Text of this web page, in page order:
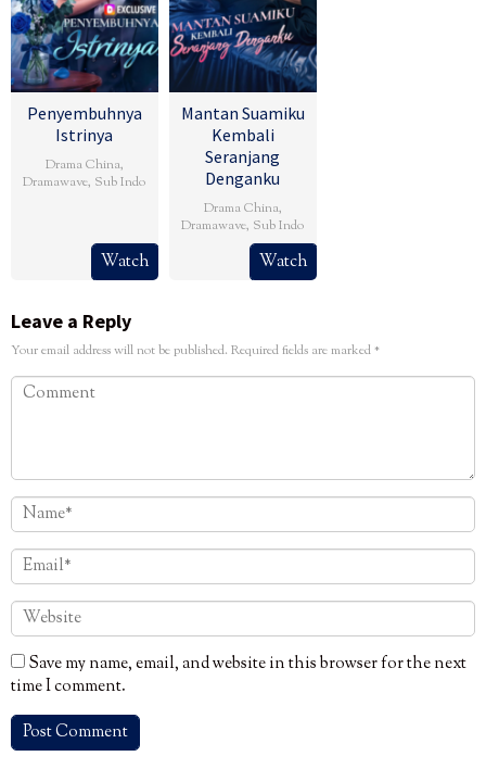
Penyembuhnya
Istrinya
Drama China,
Dramawave, Sub Indo
Watch
Mantan Suamiku
Kembali
Seranjang
Denganku
Drama China,
Dramawave, Sub Indo
Watch
Leave a Reply
Your email address will not be published. Required fields are marked*
Save my name, email, and website in this browser for the next
time I comment.